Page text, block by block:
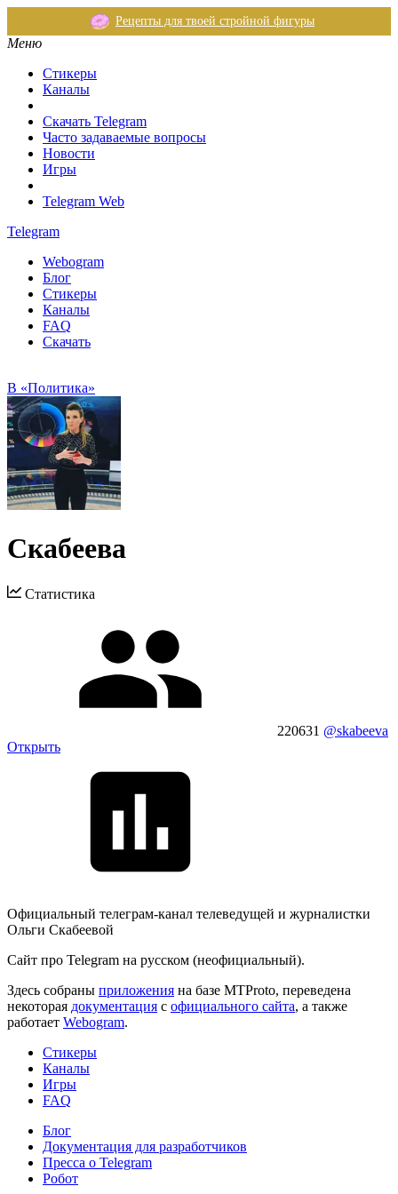
Рецепты для твоей стройной фигуры
Меню
Стикеры
Каналы
Скачать Telegram
Часто задаваемые вопросы
Новости
Игры
Telegram Web
Telegram
Webogram
Блог
Стикеры
Каналы
FAQ
Скачать
В «Политика»
Скабеева
Статистика
220631 @skabeeva
Открыть
Официальный телеграм-канал телеведущей и журналистки
Ольги Скабеевой
Сайт про Telegram на русском (неофициальный).
Здесь собраны приложения на базе MTProto, переведена
некоторая документация с официального сайта, а также
работает Webogram.
Стикеры
Каналы
Игры
FAQ
Блог
Документация для разработчиков
Пресса о Telegram
Робот